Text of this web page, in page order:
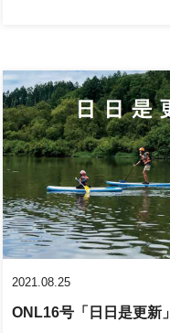
2021.08.25
ONL16号「日日是更新」